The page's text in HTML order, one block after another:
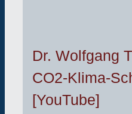
Dr. Wolfgang
CO2-Klima-
[YouTube]